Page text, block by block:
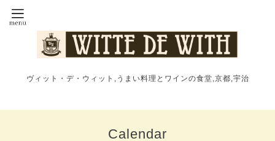
ヴィット・デ・ウィット,うまい料理とワインの食堂,京都,宇治
Calendar